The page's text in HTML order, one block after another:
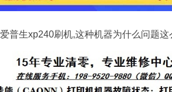
爱普生xp240刷机,这种机器为什么问题这